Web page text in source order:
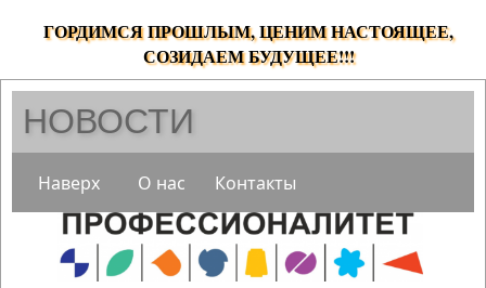
ГОРДИМСЯ ПРОШЛЫМ, ЦЕНИМ НАСТОЯЩЕЕ,
СОЗИДАЕМ БУДУЩЕЕ!!!